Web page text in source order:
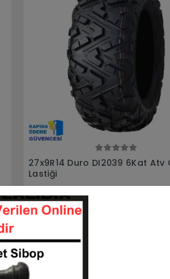
27X9-14 27X11-14 Duro DI-2039
6Pr Ön Arka Takım Atv Lastiği
39.500,00 TL